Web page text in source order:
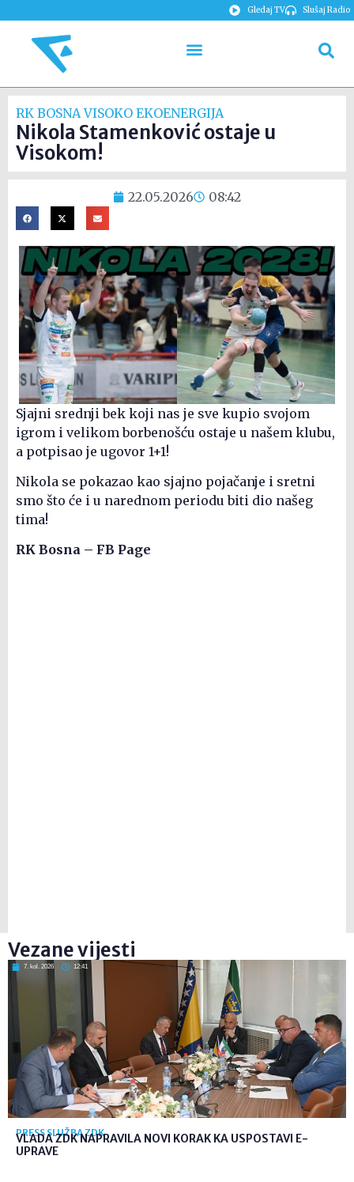
Gledaj TV Slušaj Radio
RK BOSNA VISOKO EKOENERGIJA
Nikola Stamenković ostaje u
Visokom!
22.05.2026 08:42
Sjajni srednji bek koji nas je sve kupio svojom
igrom i velikom borbenošću ostaje u našem klubu,
a potpisao je ugovor 1+1!
Nikola se pokazao kao sjajno pojačanje i sretni
smo što će i u narednom periodu biti dio našeg
tima!
RK Bosna – FB Page
Vezane vijesti
7. kol. 2026 12:41
PRESS SLUŽBA ZDK
VLADA ZDK NAPRAVILA NOVI KORAK KA USPOSTAVI E-
UPRAVE